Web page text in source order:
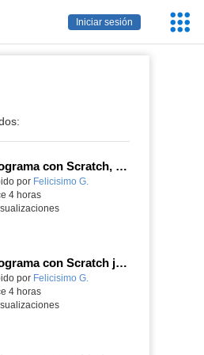
Iniciar sesión
Programa con Scratch, 8 diferentes juegos para vivir la emoción de los partidos de España en el mundial 2026
educativo.
por Felicisimo G.
4 horas
Programa con Scratch juegos con los partidos del mundial 2026 ganados por España
educativo.
por Felicisimo G.
4 horas